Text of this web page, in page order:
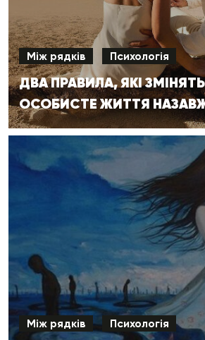
Між рядків Психологія
ДВА ПРАВИЛА, ЯКІ
ОСОБИСТЕ ЖИТТЯ
Між рядків Психологія